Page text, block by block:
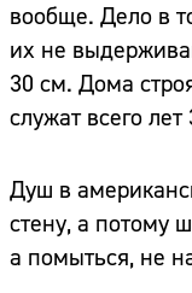
вообще. Дело в
их не
30 см. Дома
служат всего лет
Душ в
стену, а потому
а помыться, не